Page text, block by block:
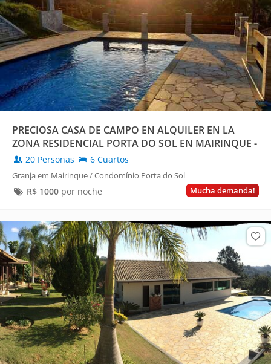
PRECIOSA CASA DE CAMPO EN ALQUILER EN LA
ZONA RESIDENCIAL PORTA DO SOL EN MAIRINQUE -
SP. 20 Personas 6 Cuartos
Granja em Mairinque / Condomínio Porta do Sol
Mucha demanda!
R$ 1000por noche